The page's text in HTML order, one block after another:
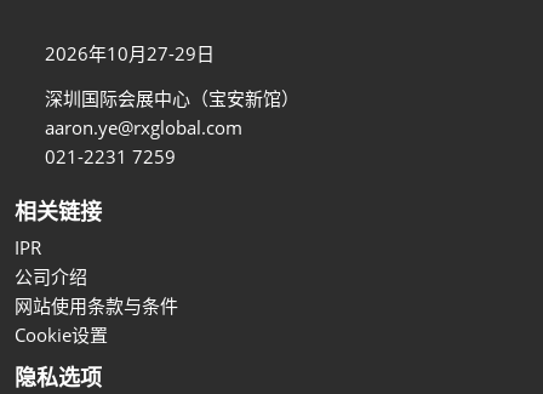
2026年10月27-29日
深圳国际会展中心（宝安新馆）
aaron.ye@rxglobal.com
021-2231 7259
相关链接
IPR
公司介绍
网站使用条款与条件
Cookie设置
隐私选项